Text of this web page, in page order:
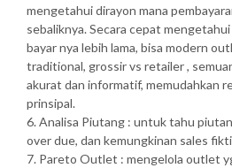
mengetahui dirayon mana
sebaliknya. Secara cepat
bayar nya lebih lama, bisa modern
traditional, grossir vs retailer ,
akurat dan informatif, memudahkan
prinsipal.
6. Analisa Piutang : untuk tahu
over due, dan kemungkinan sales
7. Pareto Outlet : mengelola outlet